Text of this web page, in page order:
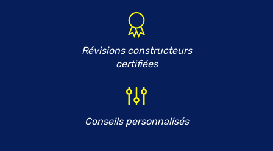
Révisions constructeurs
certifiées
Conseils personnalisés